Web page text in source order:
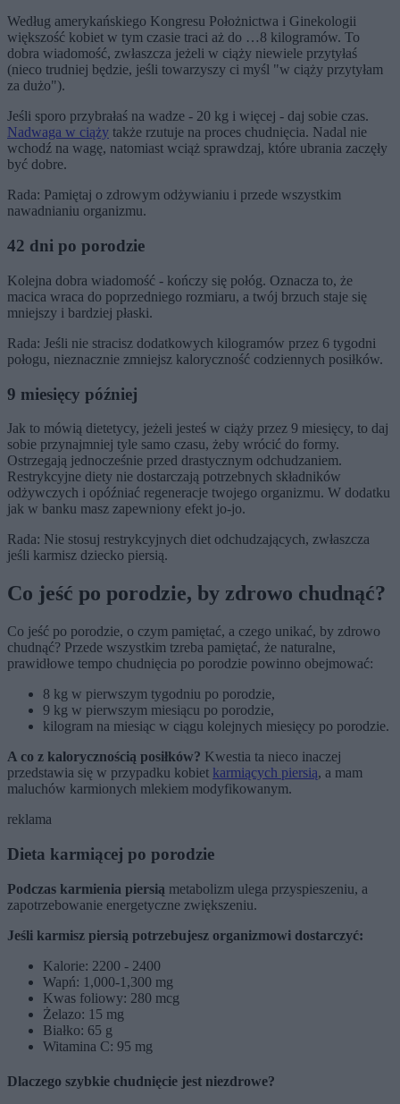
Według amerykańskiego Kongresu Położnictwa i Ginekologii
większość kobiet w tym czasie traci aż do …8 kilogramów. To
dobra wiadomość, zwłaszcza jeżeli w ciąży niewiele przytyłaś
(nieco trudniej będzie, jeśli towarzyszy ci myśl "w ciąży przytyłam
za dużo").
Jeśli sporo przybrałaś na wadze - 20 kg i więcej - daj sobie czas.
Nadwaga w ciąży także rzutuje na proces chudnięcia. Nadal nie
wchodź na wagę, natomiast wciąż sprawdzaj, które ubrania zaczęły
być dobre.
Rada: Pamiętaj o zdrowym odżywianiu i przede wszystkim
nawadnianiu organizmu.
42 dni po porodzie
Kolejna dobra wiadomość - kończy się połóg. Oznacza to, że
macica wraca do poprzedniego rozmiaru, a twój brzuch staje się
mniejszy i bardziej płaski.
Rada: Jeśli nie stracisz dodatkowych kilogramów przez 6 tygodni
połogu, nieznacznie zmniejsz kaloryczność codziennych posiłków.
9 miesięcy później
Jak to mówią dietetycy, jeżeli jesteś w ciąży przez 9 miesięcy, to daj
sobie przynajmniej tyle samo czasu, żeby wrócić do formy.
Ostrzegają jednocześnie przed drastycznym odchudzaniem.
Restrykcyjne diety nie dostarczają potrzebnych składników
odżywczych i opóźniać regeneracje twojego organizmu. W dodatku
jak w banku masz zapewniony efekt jo-jo.
Rada: Nie stosuj restrykcyjnych diet odchudzających, zwłaszcza
jeśli karmisz dziecko piersią.
Co jeść po porodzie, by zdrowo chudnąć?
Co jeść po porodzie, o czym pamiętać, a czego unikać, by zdrowo
chudnąć? Przede wszystkim tzreba pamiętać, że naturalne,
prawidłowe tempo chudnięcia po porodzie powinno obejmować:
8 kg w pierwszym tygodniu po porodzie,
9 kg w pierwszym miesiącu po porodzie,
kilogram na miesiąc w ciągu kolejnych miesięcy po porodzie.
A co z kalorycznością posiłków? Kwestia ta nieco inaczej
przedstawia się w przypadku kobiet karmiących piersią, a mam
maluchów karmionych mlekiem modyfikowanym.
reklama
Dieta karmiącej po porodzie
Podczas karmienia piersią metabolizm ulega przyspieszeniu, a
zapotrzebowanie energetyczne zwiększeniu.
Jeśli karmisz piersią potrzebujesz organizmowi dostarczyć:
Kalorie: 2200 - 2400
Wapń: 1,000-1,300 mg
Kwas foliowy: 280 mcg
Żelazo: 15 mg
Białko: 65 g
Witamina C: 95 mg
Dlaczego szybkie chudnięcie jest niezdrowe?